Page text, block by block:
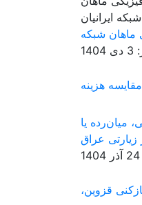
ماهان شبکه
مقایسه هزینه
میان‌رده یا
قزوین،